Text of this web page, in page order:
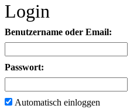
Login
Benutzername oder Email:
Passwort:
Automatisch einloggen